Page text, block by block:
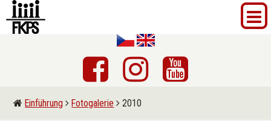
Einführung Fotogalerie 2010